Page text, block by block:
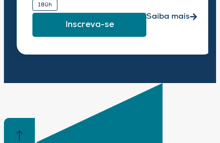
180h
Inscreva-se
Saiba mais